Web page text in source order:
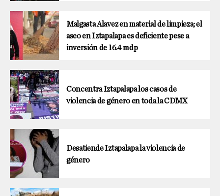
Malgasta Alavez en material de limpieza; el
aseo en Iztapalapa es deficiente pese a
inversión de 16.4 mdp
Concentra Iztapalapa los casos de
violencia de género en toda la CDMX
Desatiende Iztapalapa la violencia de
género